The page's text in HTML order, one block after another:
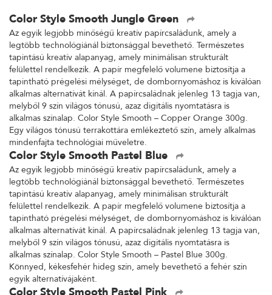
Color Style Smooth Jungle Green
Az egyik legjobb minőségű kreatív papírcsaládunk, amely a
legtöbb technológiánál biztonsággal bevethető. Természetes
tapintású kreatív alapanyag, amely minimálisan strukturált
felülettel rendelkezik. A papír megfelelő volumene biztosítja a
tapintható prégelési mélységet, de dombornyomáshoz is kiválóan
alkalmas alternatívát kínál. A papírcsaládnak jelenleg 13 tagja van,
melyből 9 szín világos tónusú, azaz digitális nyomtatásra is
alkalmas színalap. Color Style Smooth – Copper Orange 300g.
Egy világos tónusú terrakottára emlékeztető szín, amely alkalmas
mindenfajta technológiai műveletre.
Color Style Smooth Pastel Blue
Az egyik legjobb minőségű kreatív papírcsaládunk, amely a
legtöbb technológiánál biztonsággal bevethető. Természetes
tapintású kreatív alapanyag, amely minimálisan strukturált
felülettel rendelkezik. A papír megfelelő volumene biztosítja a
tapintható prégelési mélységet, de dombornyomáshoz is kiválóan
alkalmas alternatívát kínál. A papírcsaládnak jelenleg 13 tagja van,
melyből 9 szín világos tónusú, azaz digitális nyomtatásra is
alkalmas színalap. Color Style Smooth – Pastel Blue 300g.
Könnyed, kékesfehér hideg szín, amely bevethető a fehér szín
egyik alternatívájaként.